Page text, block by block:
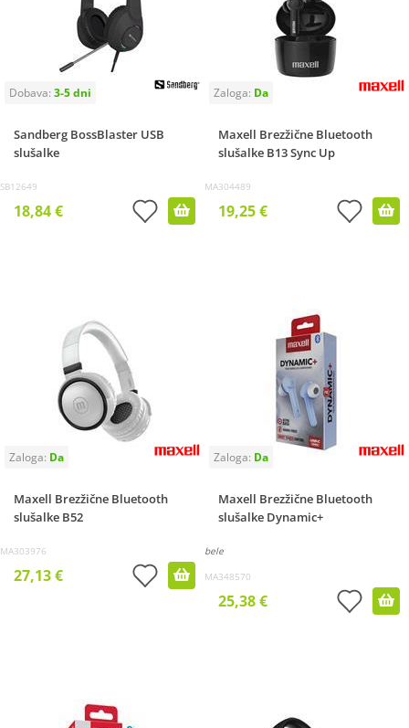
Sandberg BossBlaster USB
slušalke
SB12649
18,84 €
Maxell Brezžične Bluetooth
slušalke B13 Sync Up
MA304489
19,25 €
Maxell Brezžične Bluetooth
slušalke B52
MA303976
27,13 €
Maxell Brezžične Bluetooth
slušalke Dynamic+
bele
MA348570
25,38 €